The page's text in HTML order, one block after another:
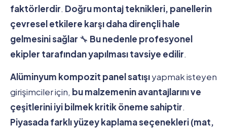
faktörlerdir. Doğru montaj teknikleri, panellerin
çevresel etkilere karşı daha dirençli hale
gelmesini sağlar 🔧 Bu nedenle profesyonel
ekipler tarafından yapılması tavsiye edilir.
Alüminyum kompozit panel satışıyapmak isteyen
girişimciler için, bu malzemenin avantajlarını ve
çeşitlerini iyi bilmek kritik öneme sahiptir.
Piyasada farklı yüzey kaplama seçenekleri (mat,